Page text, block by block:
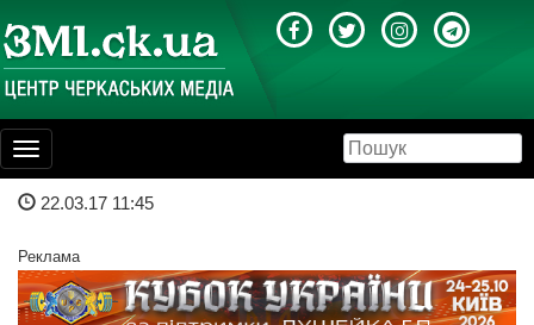
Toggle
navigation
22.03.17 11:45
Реклама